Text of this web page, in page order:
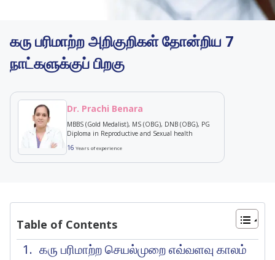
கரு பரிமாற்ற அறிகுறிகள் தோன்றிய 7
நாட்களுக்குப் பிறகு
Dr. Prachi Benara
MBBS (Gold Medalist), MS (OBG), DNB (OBG), PG
Diploma in Reproductive and Sexual health
16 Years of experience
Table of Contents
கரு பரிமாற்ற செயல்முறை எவ்வளவு காலம்